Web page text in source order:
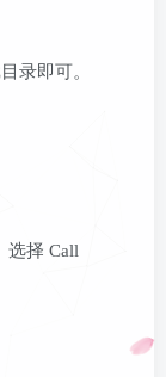
录即可。
选择 Call